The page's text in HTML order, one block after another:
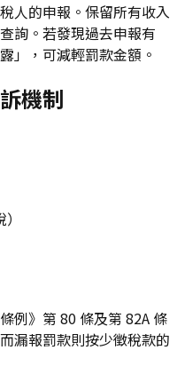
人的申報。保留所有收入
詢。若發現過去申報有
」，可減輕罰款金額。
機制
例》第 80 條及第 82A 條
漏報罰款則按少徵稅款的